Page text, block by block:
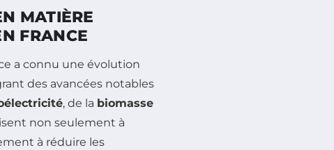
MATIÈRE
FRANCE
a connu une évolution
des avancées notables
, de la biomasse
non seulement à
à réduire les